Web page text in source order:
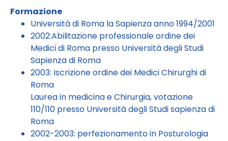
Formazione
Università di Roma la Sapienza anno 1994/2001
2002:Abilitazione professionale ordine dei
Medici di Roma presso Università degli Studi
Sapienza di Roma
2003: Iscrizione ordine dei Medici Chirurghi di
Roma
Laurea in medicina e Chirurgia, votazione
110/110 presso Università degli Studi sapienza di
Roma
2002-2003: perfezionamento in Posturologia